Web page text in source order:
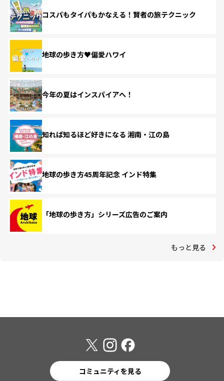
コスパもタイパもかなえる！賢者の旅テクニック
地球の歩き方♥偏愛ハワイ
今年の夏はインスパイアへ！
知れば知るほど好きになる 湘南・江の島
地球の歩き方45周年記念 インド特集
「地球の歩き方」シリーズ広告のご案内
もっと見る
コミュニティを見る